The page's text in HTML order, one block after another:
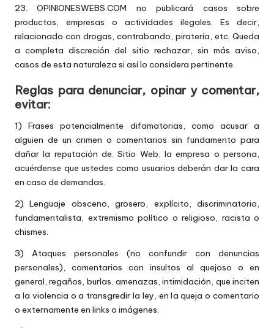
23. OPINIONESWEBS.COM no publicará casos sobre
productos, empresas o actividades ilegales. Es decir,
relacionado con drogas, contrabando, piratería, etc. Queda
a completa discreción del sitio rechazar, sin más aviso,
casos de esta naturaleza si así lo considera pertinente.
Reglas para denunciar, opinar y comentar,
evitar:
1) Frases potencialmente difamatorias, como acusar a
alguien de un crimen o comentarios sin fundamento para
dañar la reputación de. Sitio Web, la empresa o persona,
acuérdense que ustedes como usuarios deberán dar la cara
en caso de demandas.
2) Lenguaje obsceno, grosero, explícito, discriminatorio,
fundamentalista, extremismo político o religioso, racista o
chismes.
3) Ataques personales (no confundir con denuncias
personales), comentarios con insultos al quejoso o en
general, regaños, burlas, amenazas, intimidación, que inciten
a la violencia o a transgredir la ley, en la queja o comentario
o externamente en links o imágenes.